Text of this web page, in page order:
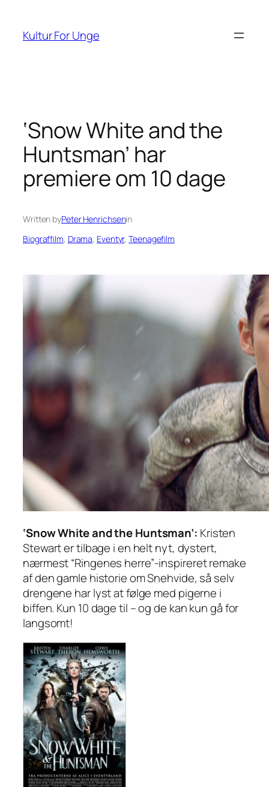
indhold
Kultur For Unge
‘Snow White and the
Huntsman’ har
premiere om 10 dage
Written byPeter Henrichsenin
Biograffilm, Drama, Eventyr, Teenagefilm
‘Snow White and the Huntsman’: Kristen
Stewart er tilbage i en helt nyt, dystert,
nærmest “Ringenes herre”-inspireret remake
af den gamle historie om Snehvide, så selv
drengene har lyst at følge med pigerne i
biffen. Kun 10 dage til – og de kan kun gå for
langsomt!